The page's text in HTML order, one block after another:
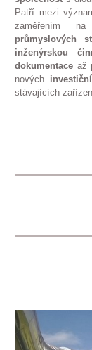
Patří mezi
zaměřením
průmyslových
inženýrskou
dokumentaceaž
nových
stávajících